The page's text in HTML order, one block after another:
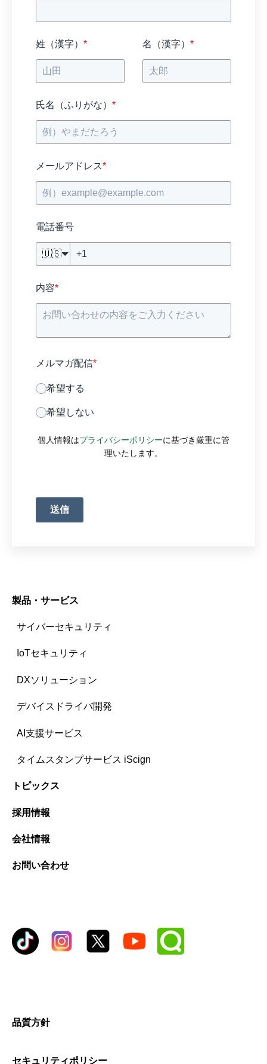
姓（漢字） * 名（漢字） *
氏名（ふりがな） *
メールアドレス*
電話番号
🇺🇸
内容*
メルマガ配信*
希望する
希望しない
個人情報はプライバシーポリシーに基づき厳重に管
理いたします。
送信
製品・サービス
サイバーセキュリティ
IoTセキュリティ
DXソリューション
デバイスドライバ開発
AI支援サービス
タイムスタンプサービス iScign
トピックス
採用情報
会社情報
お問い合わせ
品質方針
セキュリティポリシー